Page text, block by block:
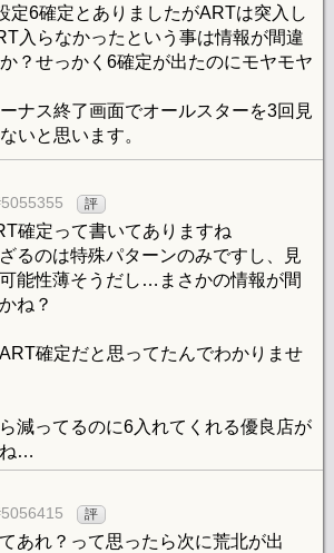
定6確定とありましたがARTは突入し
入らなかったという事は情報が間違
？せっかく6確定が出たのにモヤモヤ
ナス終了画面でオールスターを3回見
いと思います。
評
確定って書いてありますね
るのは特殊パターンのみですし、見
能性薄そうだし…まさかの情報が間
ね？
確定だと思ってたんでわかりませ
減ってるのに6入れてくれる優良店が
ね…
評
あれ？って思ったら次に荒北が出